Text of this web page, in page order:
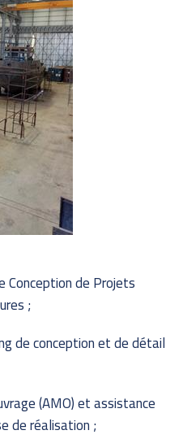
de Projets
;
de conception et de détail
(AMO) et assistance
de réalisation ;